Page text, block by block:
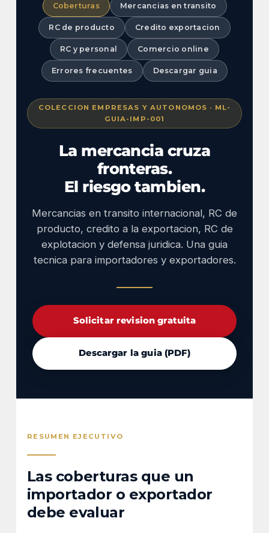
Coberturas Mercancias en transito
RC de producto Credito exportacion
RC y personal Comercio online
Errores frecuentes Descargar guia
COLECCION EMPRESAS Y AUTONOMOS · ML-
GUIA-IMP-001
La mercancia cruza
fronteras.
El riesgo tambien.
Mercancias en transito internacional, RC de
producto, credito a la exportacion, RC de
explotacion y defensa juridica. Una guia
tecnica para importadores y exportadores.
Solicitar revision gratuita
Descargar la guia (PDF)
RESUMEN EJECUTIVO
Las coberturas que un
importador o exportador
debe evaluar